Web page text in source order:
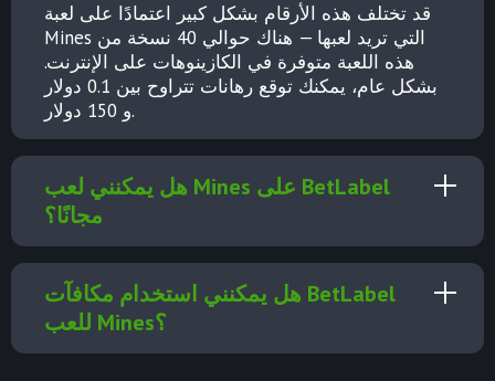
قد تختلف هذه الأرقام بشكل كبير اعتمادًا على لعبة
Mines التي تريد لعبها — هناك حوالي 40 نسخة من
هذه اللعبة متوفرة في الكازينوهات على الإنترنت.
بشكل عام، يمكنك توقع رهانات تتراوح بين 0.1 دولار
و 150 دولار.
هل يمكنني لعب Mines على BetLabel
مجانًا؟
هل يمكنني استخدام مكافآت BetLabel
للعب Mines؟